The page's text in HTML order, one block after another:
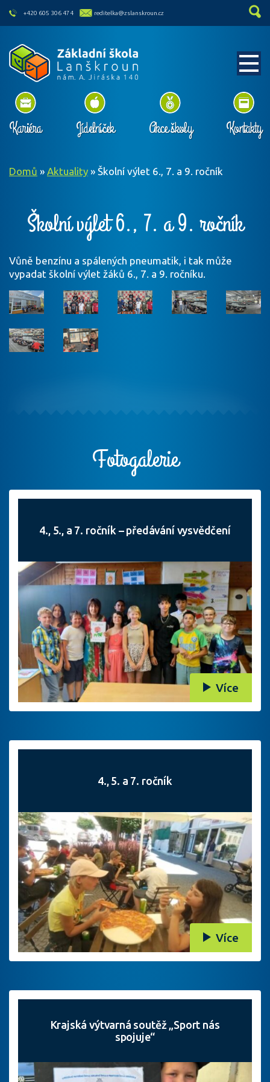
skip to main content
+420 605 306 474 reditelka@zslanskroun.cz
Kariéra Jídelníček Akce školy Kontakty
Domů » Aktuality » Školní výlet 6., 7. a 9. ročník
Školní výlet 6., 7. a 9. ročník
Vůně benzínu a spálených pneumatik, i tak může
vypadat školní výlet žáků 6., 7. a 9. ročníku.
Fotogalerie
4., 5., a 7. ročník – předávání vysvědčení
Více
4., 5. a 7. ročník
Více
Krajská výtvarná soutěž „Sport nás
spojuje“